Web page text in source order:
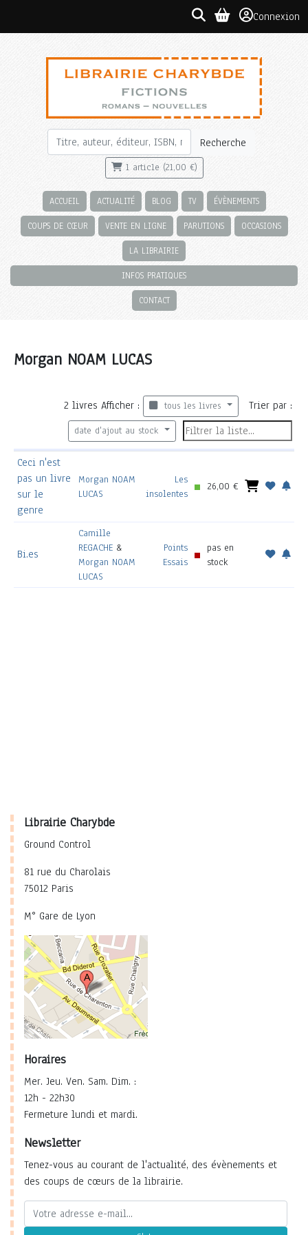
Connexion
Recherche
1 article (21,00 €)
ACCUEIL ACTUALITÉ BLOG TV ÉVÈNEMENTS
COUPS DE CŒUR VENTE EN LIGNE PARUTIONS OCCASIONS
LA LIBRAIRIE
INFOS PRATIQUES
CONTACT
Morgan NOAM LUCAS
2 livresAfficher : tous les livres Trier par :
date d'ajout au stock
Ceci n'est
pas un livre
sur le
genre
Morgan NOAM
LUCAS
Les
insolentes
26,00 €
Bi.es
Camille
REGACHE &
Morgan NOAM
LUCAS
Points
Essais
pas en
stock
Librairie Charybde
Ground Control
81 rue du Charolais
75012 Paris
M° Gare de Lyon
Horaires
Mer. Jeu. Ven. Sam. Dim. :
12h - 22h30
Fermeture lundi et mardi.
Newsletter
Tenez-vous au courant de l'actualité, des évènements et
des coups de cœurs de la librairie.